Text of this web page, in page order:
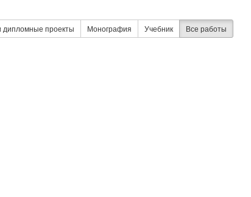
дипломные проекты Монография Учебник Все работы